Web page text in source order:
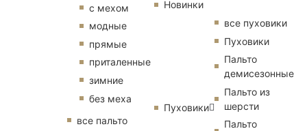
с мехом
модные
прямые
приталенные
зимние
без меха
все пальто
Новинки
Пуховики
все пуховики
Пуховики
Пальто
демисезонные
Пальто из
шерсти
Пальто